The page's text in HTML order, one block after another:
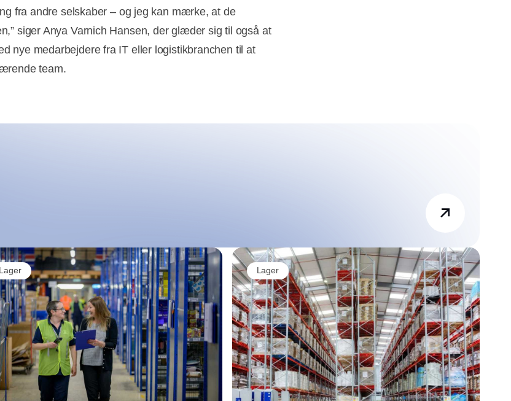
fra andre selskaber – og jeg kan mærke, at de
siger Anya Varnich Hansen, der glæder sig til også at
nye medarbejdere fra IT eller logistikbranchen til at
team.
Lager Lager